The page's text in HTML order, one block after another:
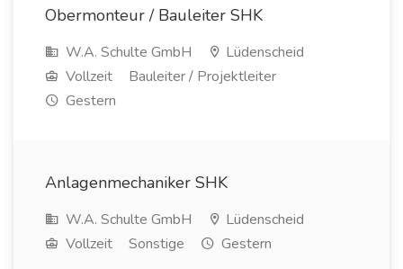
Obermonteur / Bauleiter SHK
W.A. Schulte GmbH
Lüdenscheid
Vollzeit
Bauleiter / Projektleiter
Gestern
Anlagenmechaniker SHK
W.A. Schulte GmbH
Lüdenscheid
Vollzeit
Sonstige Gestern